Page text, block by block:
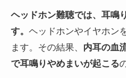
ヘッドホン難聴では、耳鳴
す。 ヘッドホンやイヤホン
ます。その結果、 内耳の血
で耳鳴りやめまいが起こる